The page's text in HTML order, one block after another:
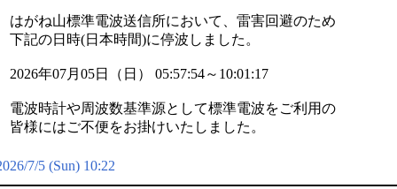
はがね山標準電波送信所において、雷害回避のため
下記の日時(日本時間)に停波しました。
2026年07月05日（日） 05:57:54～10:01:17
電波時計や周波数基準源として標準電波をご利用の
皆様にはご不便をお掛けいたしました。
7/5 (Sun) 10:22